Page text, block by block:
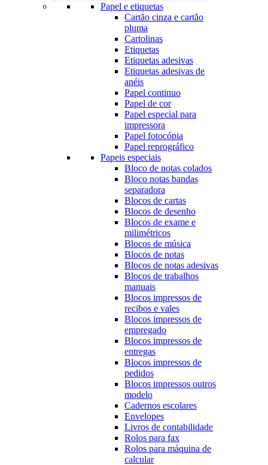
Papel e etiquetas
Cartão cinza e cartão
pluma
Cartolinas
Etiquetas
Etiquetas adesivas
Etiquetas adesivas de
anéis
Papel continuo
Papel de cor
Papel especial para
impressora
Papel fotocópia
Papel reprográfico
Papeis especiais
Bloco de notas colados
Bloco notas bandas
separadora
Blocos de cartas
Blocos de desenho
Blocos de exame e
milimétricos
Blocos de música
Blocos de notas
Blocos de notas adesivas
Blocos de trabalhos
manuais
Blocos impressos de
recibos e vales
Blocos impressos de
empregado
Blocos impressos de
entregas
Blocos impressos de
pedidos
Blocos impressos outros
modelo
Cadernos escolares
Envelopes
Livros de contabilidade
Rolos para fax
Rolos para máquina de
calcular